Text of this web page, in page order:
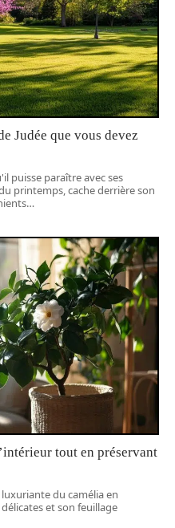
Judée que vous devez
puisse paraître avec ses
printemps, cache derrière son
…
tout en préservant
du camélia en
et son feuillage